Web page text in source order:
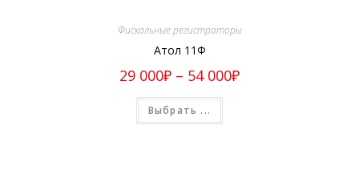
Фискальные регистраторы
Атол 11Ф
29 000₽ – 54 000₽
Выбрать ...